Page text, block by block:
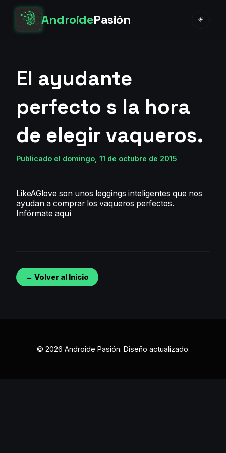
AndroidePasión ☀
El ayudante
perfecto s la hora
de elegir vaqueros.
Publicado el domingo, 11 de octubre de 2015
LikeAGlove son unos leggings inteligentes que nos
ayudan a comprar los vaqueros perfectos.
Infórmate aquí
← Volver al Inicio
© 2026 Androide Pasión. Diseño actualizado.